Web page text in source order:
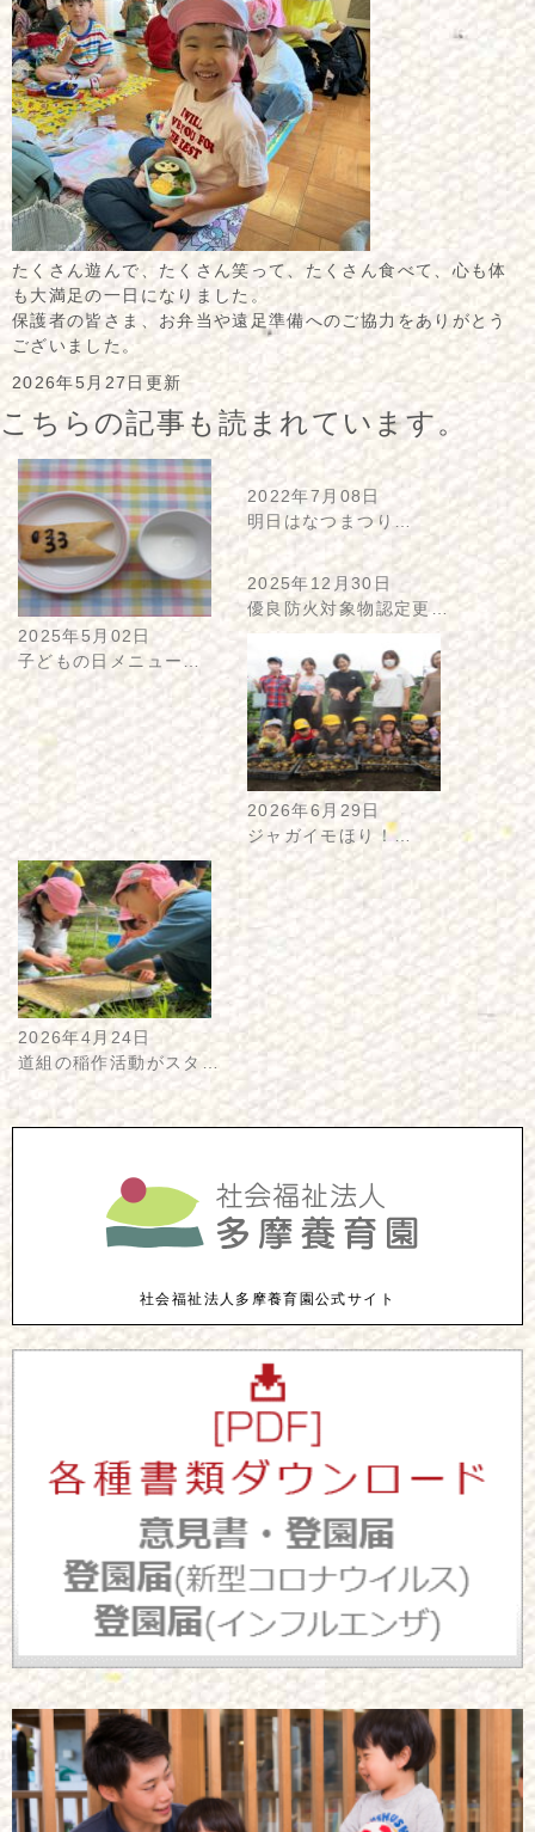
たくさん遊んで、たくさん笑って、たくさん食べて、心も体
も大満足の一日になりました。
保護者の皆さま、お弁当や遠足準備へのご協力をありがとう
ございました。
2026年5月27日更新
こちらの記事も読まれています。
2025年5月02日
子どもの日メニュー…
2022年7月08日
明日はなつまつり…
2025年12月30日
優良防火対象物認定更…
2026年6月29日
ジャガイモほり！…
2026年4月24日
道組の稲作活動がスタ…
社会福祉法人多摩養育園公式サイト